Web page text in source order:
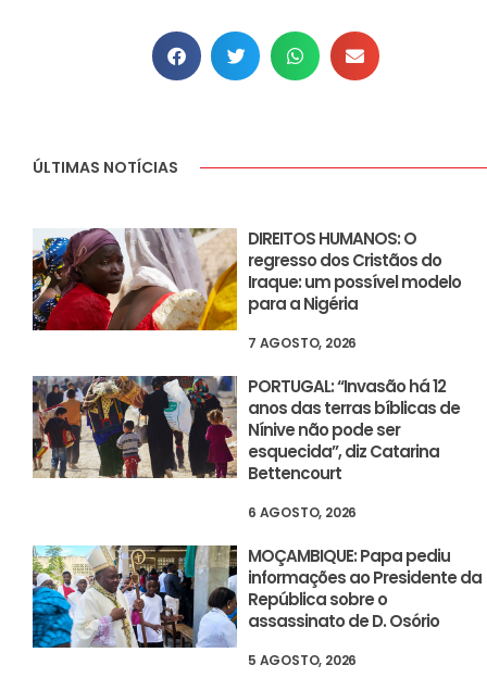
ÚLTIMAS NOTÍCIAS
DIREITOS HUMANOS: O
regresso dos Cristãos do
Iraque: um possível modelo
para a Nigéria
7 AGOSTO, 2026
PORTUGAL: “Invasão há 12
anos das terras bíblicas de
Nínive não pode ser
esquecida”, diz Catarina
Bettencourt
6 AGOSTO, 2026
MOÇAMBIQUE: Papa pediu
informações ao Presidente da
República sobre o
assassinato de D. Osório
5 AGOSTO, 2026